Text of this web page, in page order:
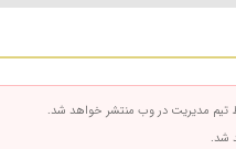
تیم مدیریت در وب منتشر خواهد شد.
شد.